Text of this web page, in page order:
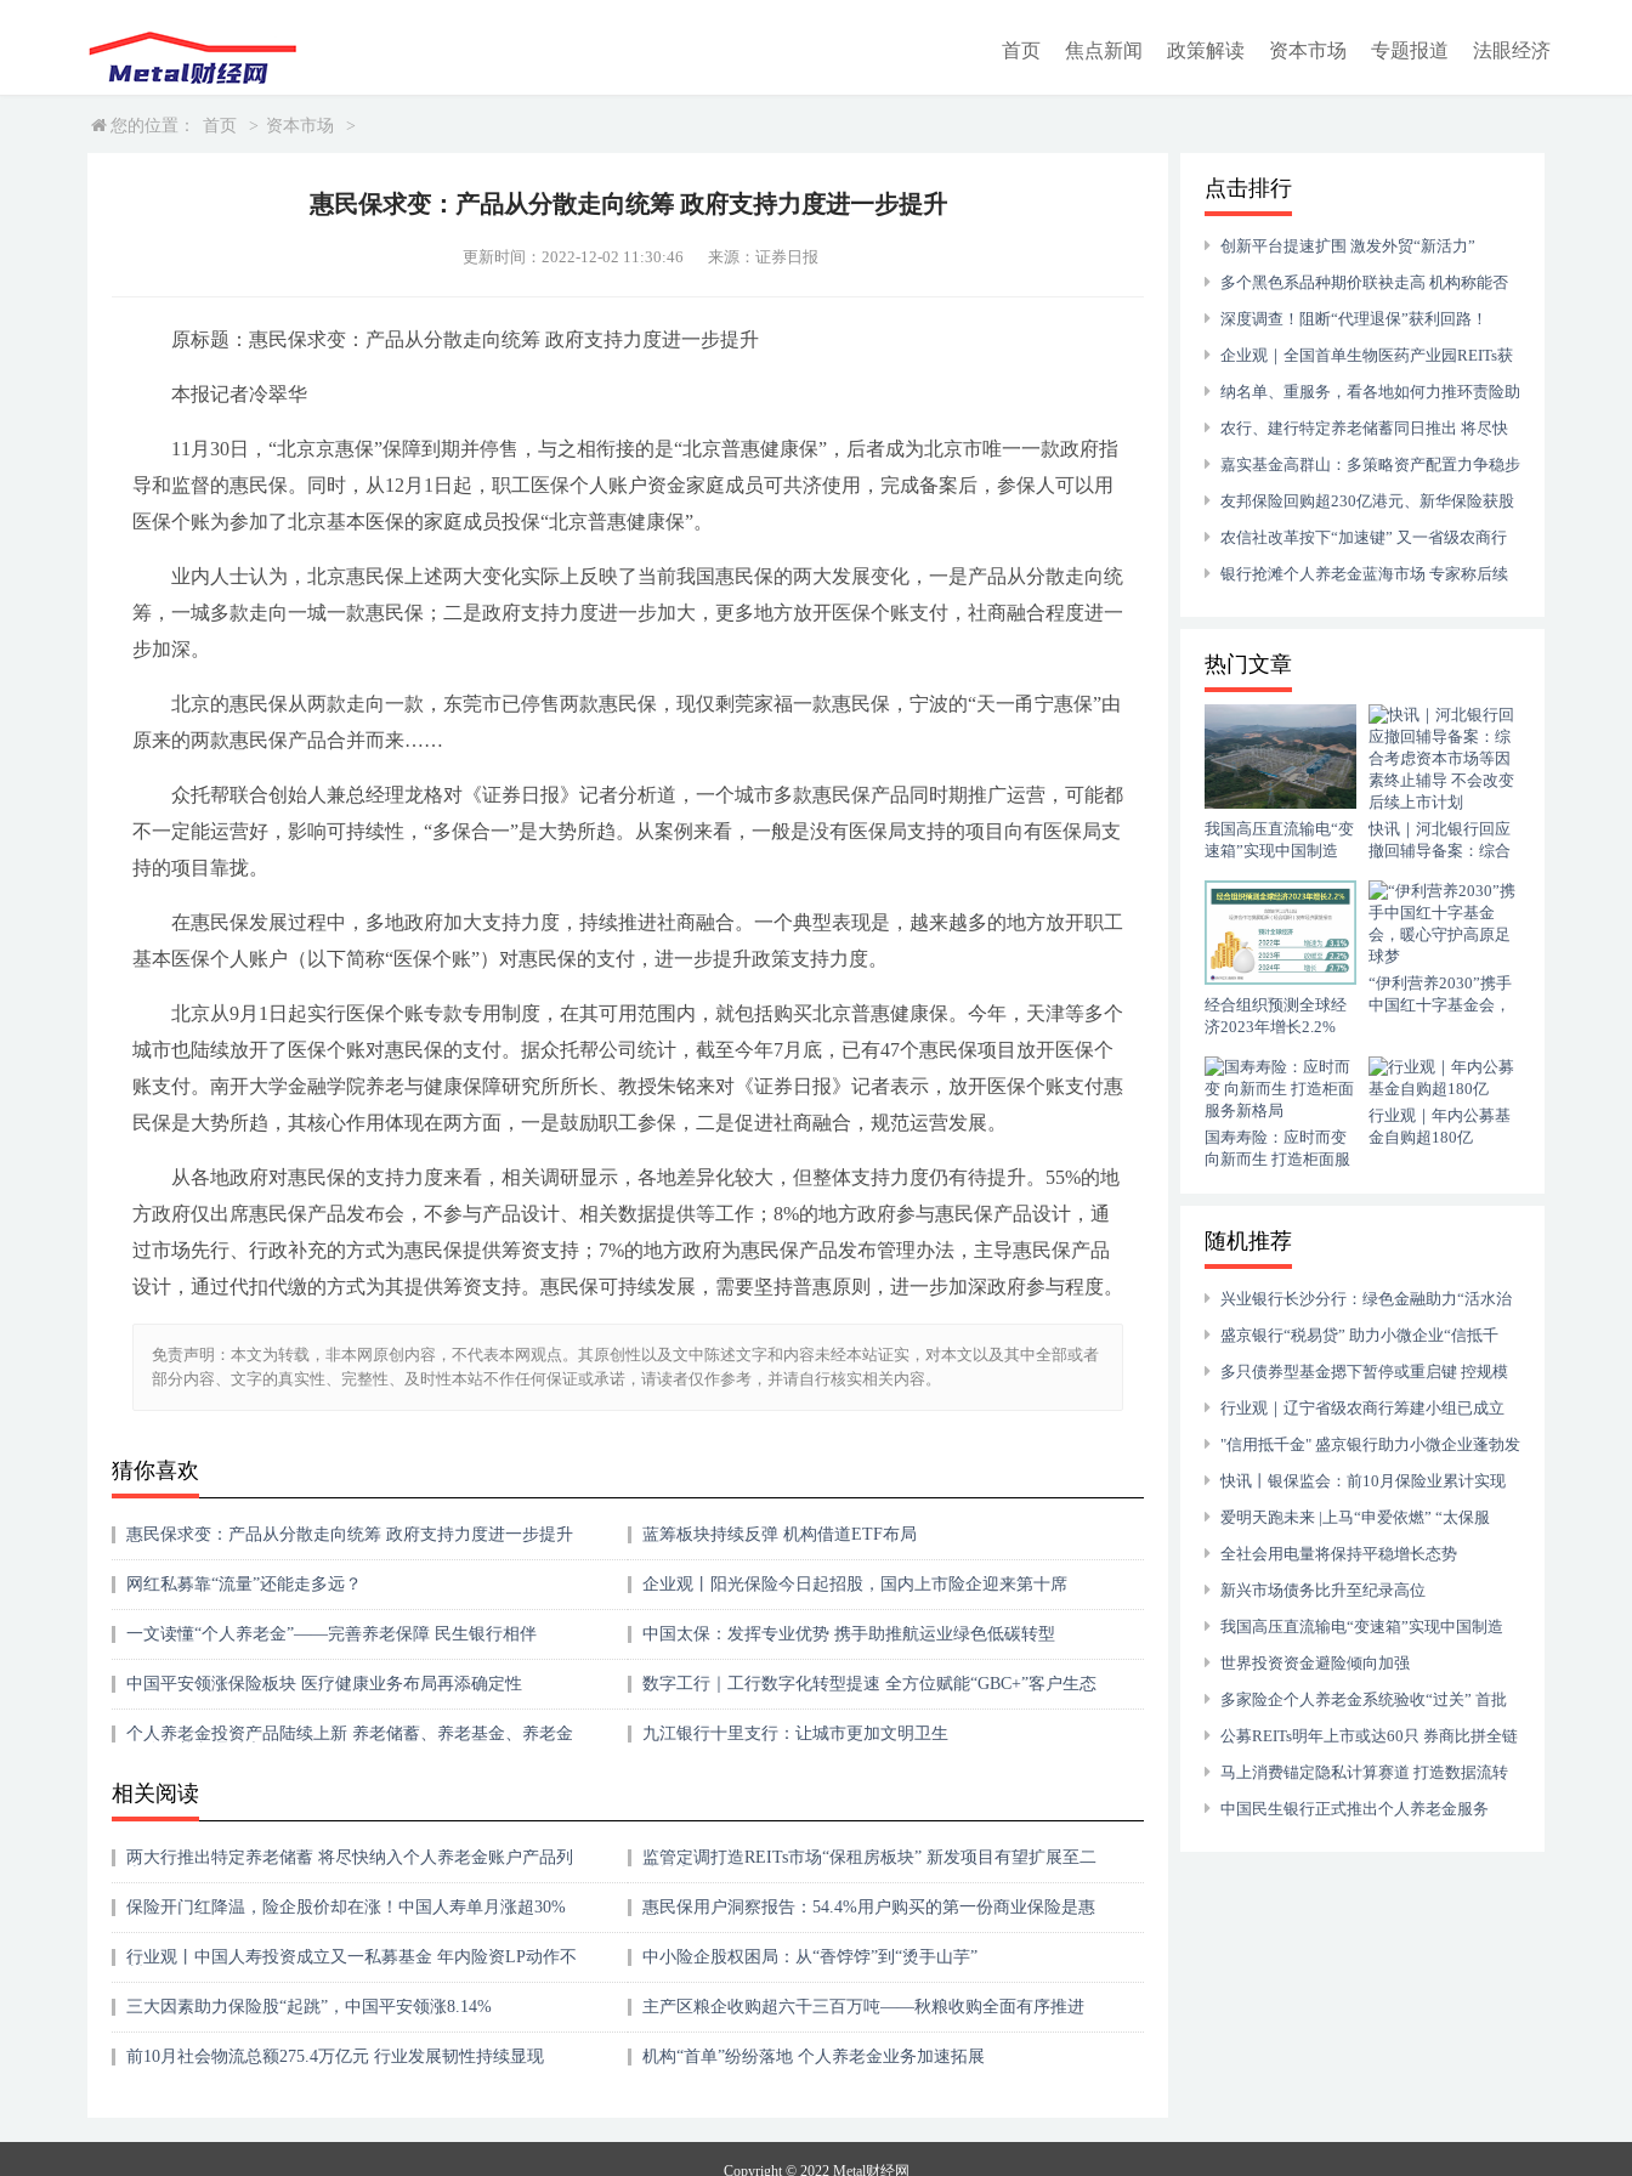
首页 焦点新闻 政策解读 资本市场 专题报道 法眼经济
您的位置： 首页 > 资本市场 >
惠民保求变：产品从分散走向统筹 政府支持力度进一步提升
更新时间：2022-12-02 11:30:46 来源：证券日报
原标题：惠民保求变：产品从分散走向统筹 政府支持力度进一步提升
本报记者冷翠华
11月30日，“北京京惠保”保障到期并停售，与之相衔接的是“北京普惠健康保”，后者成为北京市唯一一款政府指
导和监督的惠民保。同时，从12月1日起，职工医保个人账户资金家庭成员可共济使用，完成备案后，参保人可以用
医保个账为参加了北京基本医保的家庭成员投保“北京普惠健康保”。
业内人士认为，北京惠民保上述两大变化实际上反映了当前我国惠民保的两大发展变化，一是产品从分散走向统
筹，一城多款走向一城一款惠民保；二是政府支持力度进一步加大，更多地方放开医保个账支付，社商融合程度进一
步加深。
北京的惠民保从两款走向一款，东莞市已停售两款惠民保，现仅剩莞家福一款惠民保，宁波的“天一甬宁惠保”由
原来的两款惠民保产品合并而来……
众托帮联合创始人兼总经理龙格对《证券日报》记者分析道，一个城市多款惠民保产品同时期推广运营，可能都
不一定能运营好，影响可持续性，“多保合一”是大势所趋。从案例来看，一般是没有医保局支持的项目向有医保局支
持的项目靠拢。
在惠民保发展过程中，多地政府加大支持力度，持续推进社商融合。一个典型表现是，越来越多的地方放开职工
基本医保个人账户（以下简称“医保个账”）对惠民保的支付，进一步提升政策支持力度。
北京从9月1日起实行医保个账专款专用制度，在其可用范围内，就包括购买北京普惠健康保。今年，天津等多个
城市也陆续放开了医保个账对惠民保的支付。据众托帮公司统计，截至今年7月底，已有47个惠民保项目放开医保个
账支付。南开大学金融学院养老与健康保障研究所所长、教授朱铭来对《证券日报》记者表示，放开医保个账支付惠
民保是大势所趋，其核心作用体现在两方面，一是鼓励职工参保，二是促进社商融合，规范运营发展。
从各地政府对惠民保的支持力度来看，相关调研显示，各地差异化较大，但整体支持力度仍有待提升。55%的地
方政府仅出席惠民保产品发布会，不参与产品设计、相关数据提供等工作；8%的地方政府参与惠民保产品设计，通
过市场先行、行政补充的方式为惠民保提供筹资支持；7%的地方政府为惠民保产品发布管理办法，主导惠民保产品
设计，通过代扣代缴的方式为其提供筹资支持。惠民保可持续发展，需要坚持普惠原则，进一步加深政府参与程度。
免责声明：本文为转载，非本网原创内容，不代表本网观点。其原创性以及文中陈述文字和内容未经本站证实，对本文以及其中全部或者
部分内容、文字的真实性、完整性、及时性本站不作任何保证或承诺，请读者仅作参考，并请自行核实相关内容。
猜你喜欢
惠民保求变：产品从分散走向统筹 政府支持力度进一步提升 蓝筹板块持续反弹 机构借道ETF布局
网红私募靠“流量”还能走多远？ 企业观丨阳光保险今日起招股，国内上市险企迎来第十席
一文读懂“个人养老金”——完善养老保障 民生银行相伴 中国太保：发挥专业优势 携手助推航运业绿色低碳转型
中国平安领涨保险板块 医疗健康业务布局再添确定性 数字工行｜工行数字化转型提速 全方位赋能“GBC+”客户生态
个人养老金投资产品陆续上新 养老储蓄、养老基金、养老金
九江银行十里支行：让城市更加文明卫生
相关阅读
两大行推出特定养老储蓄 将尽快纳入个人养老金账户产品列
监管定调打造REITs市场“保租房板块” 新发项目有望扩展至二
保险开门红降温，险企股价却在涨！中国人寿单月涨超30%
惠民保用户洞察报告：54.4%用户购买的第一份商业保险是惠
行业观丨中国人寿投资成立又一私募基金 年内险资LP动作不
中小险企股权困局：从“香饽饽”到“烫手山芋”
三大因素助力保险股“起跳”，中国平安领涨8.14% 主产区粮企收购超六千三百万吨——秋粮收购全面有序推进
前10月社会物流总额275.4万亿元 行业发展韧性持续显现 机构“首单”纷纷落地 个人养老金业务加速拓展
点击排行
创新平台提速扩围 激发外贸“新活力”
多个黑色系品种期价联袂走高 机构称能否
延续强势应关注需求端
深度调查！阻断“代理退保”获利回路！
企业观｜全国首单生物医药产业园REITs获
准发行
纳名单、重服务，看各地如何力推环责险助
力“绿水青山”
农行、建行特定养老储蓄同日推出 将尽快
放入个人养老金账户产品列表
嘉实基金高群山：多策略资产配置力争稳步
积累超额收益
友邦保险回购超230亿港元、新华保险获股
东增持，保险股“抄底”时机已到？
农信社改革按下“加速键” 又一省级农商行
拟组建成立
银行抢滩个人养老金蓝海市场 专家称后续
热门文章
我国高压直流输电“变
速箱”实现中国制造
快讯｜河北银行回应
撤回辅导备案：综合
终止辅导 不会改变后
续上市计划
经合组织预测全球经
济2023年增长2.2%
“伊利营养2030”携手
中国红十字基金会，
国寿寿险：应时而变
向新而生 打造柜面服
行业观｜年内公募基
金自购超180亿
随机推荐
兴业银行长沙分行：绿色金融助力“活水治
水”盛京银行“税易贷” 助力小微企业“信抵千
金”多只债券型基金摁下暂停或重启键 控规模
保障平稳运作是主因
行业观｜辽宁省级农商行筹建小组已成立
各地省联社改革加速推进
"信用抵千金" 盛京银行助力小微企业蓬勃发
展快讯丨银保监会：前10月保险业累计实现
原保费收入4.1万亿元
爱明天跑未来 |上马“申爱依燃” “太保服
务”全程守护
全社会用电量将保持平稳增长态势
新兴市场债务比升至纪录高位
我国高压直流输电“变速箱”实现中国制造
世界投资资金避险倾向加强
多家险企个人养老金系统验收“过关” 首批
个人养老金保险产品出炉
公募REITs明年上市或达60只 券商比拼全链
条金融服务
马上消费锚定隐私计算赛道 打造数据流转
与安全保护共存生态
中国民生银行正式推出个人养老金服务
Copyright © 2022 Metal财经网